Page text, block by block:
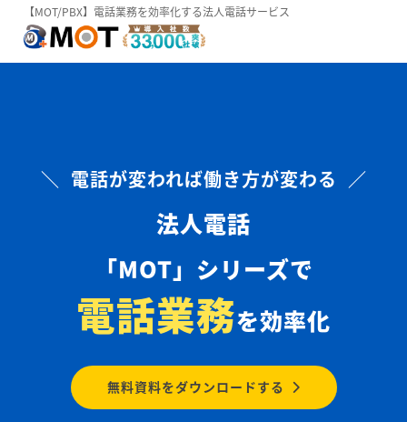
【MOT/PBX】電話業務を効率化する法人電話サービス
＼ 電話が変われば働き方が変わる ／
法人電話
「MOT」シリーズで
電話業務を効率化
無料資料をダウンロードする